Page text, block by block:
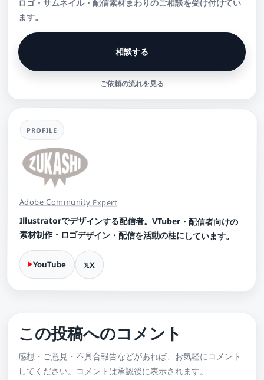
ロゴ・サムネイル・配信素材まわりのご相談を受け付けてい
ます。
相談する
ご依頼の流れを見る
PROFILE
Adobe Community Expert
Illustratorでデザインする配信者。VTuber・配信者向けの
素材制作・ロゴデザイン・配信を活動の柱にしています。
YouTube X
この投稿へのコメント
感想・ご意見・不具合報告などがあれば、お気軽にコメント
してください。コメントは承認後に表示されます。